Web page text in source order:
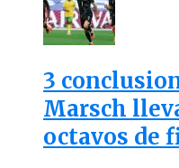
3
Marsch
octavos de